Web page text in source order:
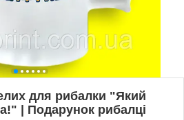
для рибалки "Який
| Подарунок рибалці